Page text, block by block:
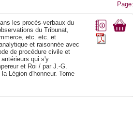
les procès-verbaux du
du Tribunat,
etc. etc. et
et raisonnée avec
de procédure civile et
qui s'y
et Roi / par J.-G.
Légion d'honneur. Tome